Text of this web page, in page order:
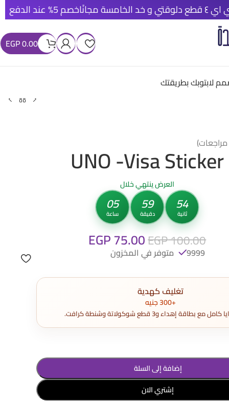
شحن خصم 5% عند الدفع الأونلاين
EGP0.00
لابتوبك بطريقتك
مراجعات)
UNO -Visa Sticker
العرض ينتهي خلال
05
ساعة 59
دقيقة 53
ثانية
EGP100.00
EGP75.00
9999 متوفر في المخزون
تغليف كهدية
+300 جنيه
بطاقة إهداء و3 قطع شوكولاتة وشنطة كرافت.
إضافة إلى السلة
إشتري الان